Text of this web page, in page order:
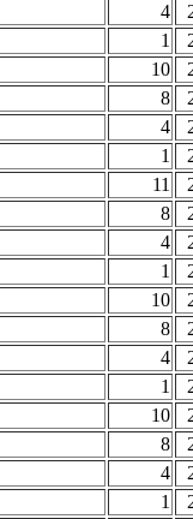
4
1
10
8
4
1
11
8
4
1
10
8
4
1
10
8
4
1